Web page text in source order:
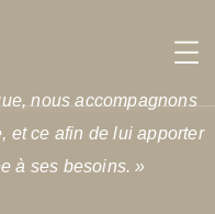
nous accompagnons
et ce afin de lui apporter
à ses besoins. »